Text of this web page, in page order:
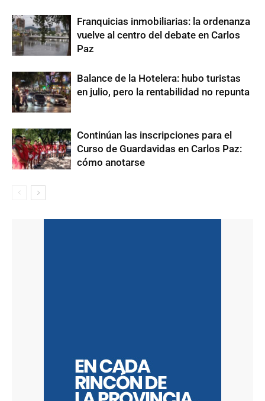
Franquicias inmobiliarias: la ordenanza
vuelve al centro del debate en Carlos
Paz
Balance de la Hotelera: hubo turistas
en julio, pero la rentabilidad no repunta
Continúan las inscripciones para el
Curso de Guardavidas en Carlos Paz:
cómo anotarse